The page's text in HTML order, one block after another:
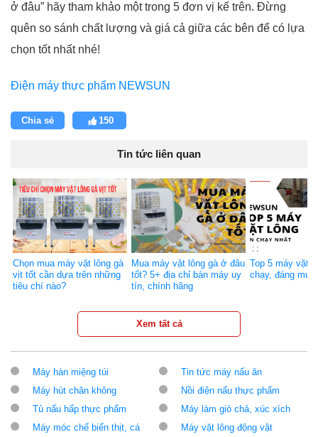
ở đâu” hãy tham khảo một trong 5 đơn vị kể trên. Đừng
quên so sánh chất lượng và giá cả giữa các bên để có lựa
chọn tốt nhất nhé!
Điện máy thực phẩm NEWSUN
Chia sẻ 150
Tin tức liên quan
Chọn mua máy vặt lông gà
vịt tốt cần dựa trên những
tiêu chí nào?
Mua máy vặt lông gà ở đâu
tốt? 5+ địa chỉ bán máy uy
tín, chính hãng
Top 5 máy vặt
chạy, đáng mua
Xem tất cả
Máy hàn miệng túi
Tin tức máy nấu ăn
Máy hút chân không
Nồi điện nấu thực phẩm
Tủ nấu hấp thực phẩm
Máy làm giò chả, xúc xích
Máy móc chế biến thịt, cá
Máy vặt lông động vật